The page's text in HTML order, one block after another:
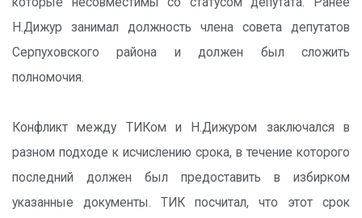
Н.Дижур занимал должность члена совета депутатов
Серпуховского района и должен был сложить
полномочия.
Конфликт между ТИКом и Н.Дижуром заключался в
разном подходе к исчислению срока, в течение которого
последний должен был предоставить в избирком
указанные документы. ТИК посчитал, что этот срок